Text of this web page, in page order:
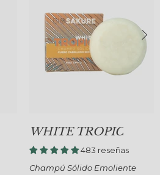
WHITE TROPIC
483 reseñas
Champú Sólido Emoliente